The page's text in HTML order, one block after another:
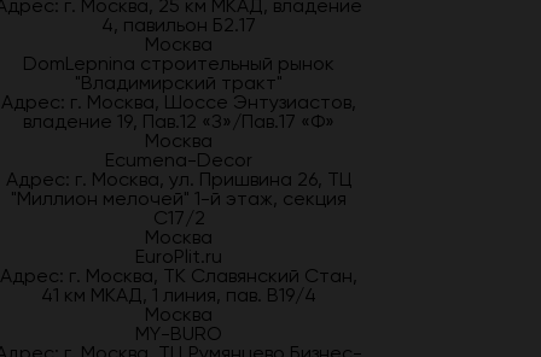
г. Москва, 25 км МКАД, владение
4, павильон Б2.17
Москва
DomLepnina строительный рынок
"Владимирский тракт"
Адрес: г. Москва, Шоссе Энтузиастов,
владение 19, Пав.12 «З»/Пав.17 «Ф»
Москва
Ecumena-Decor
Адрес: г. Москва, ул. Пришвина 26, ТЦ
"Миллион мелочей" 1-й этаж, секция
С17/2
Москва
EuroPlit.ru
Адрес: г. Москва, ТК Славянский Стан,
41 км МКАД, 1 линия, пав. В19/4
Москва
MY-BURO